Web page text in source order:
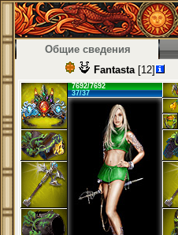
Общие сведения
Fantasta[12]
7692/7692
37/37